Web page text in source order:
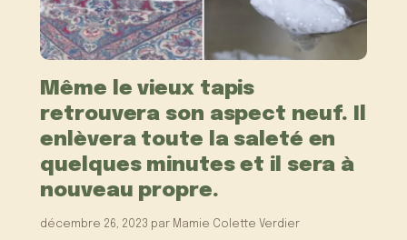
Même le vieux tapis
retrouvera son aspect neuf. Il
enlèvera toute la saleté en
quelques minutes et il sera à
nouveau propre.
décembre 26, 2023 par Mamie Colette Verdier